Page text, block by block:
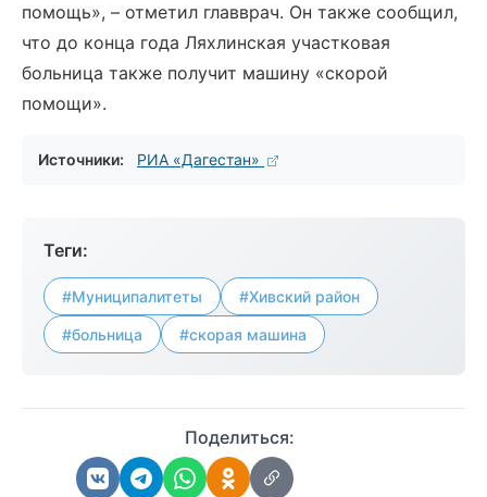
помощь», – отметил главврач. Он также сообщил,
что до конца года Ляхлинская участковая
больница также получит машину «скорой
помощи».
Источники: РИА «Дагестан»
Теги:
#Муниципалитеты #Хивский район
#больница #скорая машина
Поделиться: